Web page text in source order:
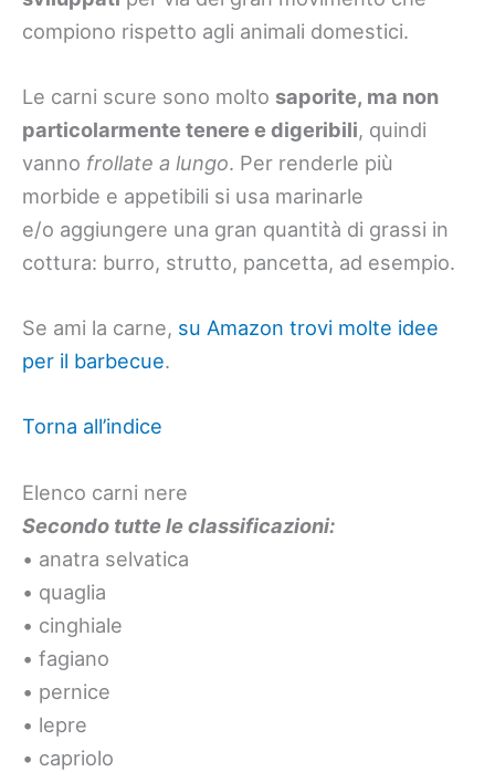
compiono rispetto agli animali domestici.
Le carni scure sono molto saporite, ma non
particolarmente tenere e digeribili, quindi
vanno frollate a lungo. Per renderle più
morbide e appetibili si usa marinarle
e/o aggiungere una gran quantità di grassi in
cottura: burro, strutto, pancetta, ad esempio.
Se ami la carne, su Amazon trovi molte idee
per il barbecue.
Torna all’indice
Elenco carni nere
Secondo tutte le classificazioni:
• anatra selvatica
• quaglia
• cinghiale
• fagiano
• pernice
• lepre
• capriolo